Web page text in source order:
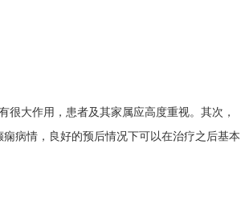
很大作用，患者及其家属应高度重视。其次，
病情，良好的预后情况下可以在治疗之后基本